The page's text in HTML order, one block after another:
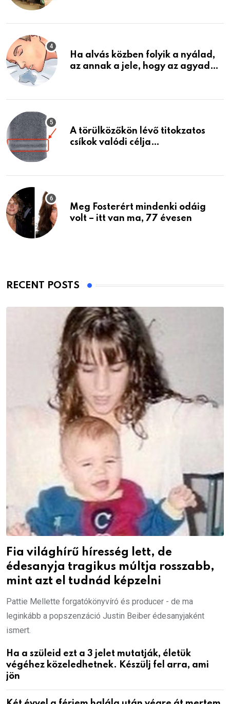
életemet
Ha alvás közben folyik a nyálad,
az annak a jele, hogy az agyad…
A törülközőkön lévő titokzatos
csíkok valódi célja…
Meg Fosterért mindenki odáig
volt – itt van ma, 77 évesen
RECENT POSTS
Fia világhírű híresség lett, de
édesanyja tragikus múltja rosszabb,
mint azt el tudnád képzelni
Pattie Mellette forgatókönyvíró és producer - de ma
leginkább a popszenzáció Justin Beiber édesanyjaként
ismert.
Ha a szüleid ezt a 3 jelet mutatják, életük
végéhez közeledhetnek. Készülj fel arra, ami
jön